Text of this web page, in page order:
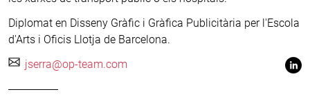
Diplomat en Disseny Gràfic i Gràfica Publicitària per l'Escola
d'Arts i Oficis Llotja de Barcelona.
jserra@op-team.com